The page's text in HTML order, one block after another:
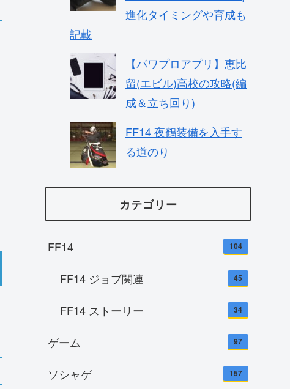
進化タイミングや育成も
記載
【パワプロアプリ】恵比
留(エビル)高校の攻略(編
成＆立ち回り)
FF14 夜鶴装備を入手す
る道のり
カテゴリー
FF14 104
FF14 ジョブ関連 45
FF14 ストーリー 34
ゲーム 97
ソシャゲ 157